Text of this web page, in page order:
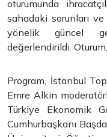
oturumunda
sahadaki sorunları
yönelik güncel
değerlendirildi.
Program, İstanbul
Emre Alkin
Türkiye Ekonomik
Cumhurbaşkanı